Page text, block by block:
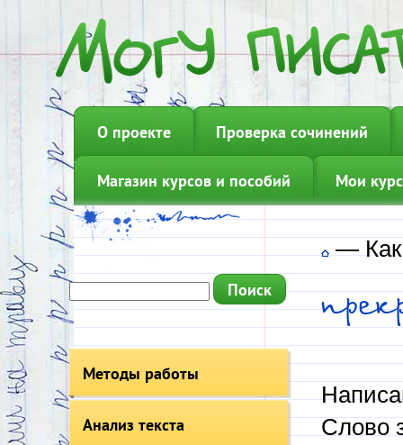
О проекте Проверка сочинений
Магазин курсов и пособий Мои
Методы работы
Анализ текста
—
Слово